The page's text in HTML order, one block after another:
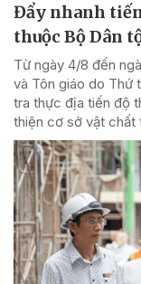
Đẩy nhanh
thuộc Bộ Dân
Từ ngày 4/8 đến
và Tôn giáo do Thứ
tra thực địa tiến độ
thiện cơ sở vật chất